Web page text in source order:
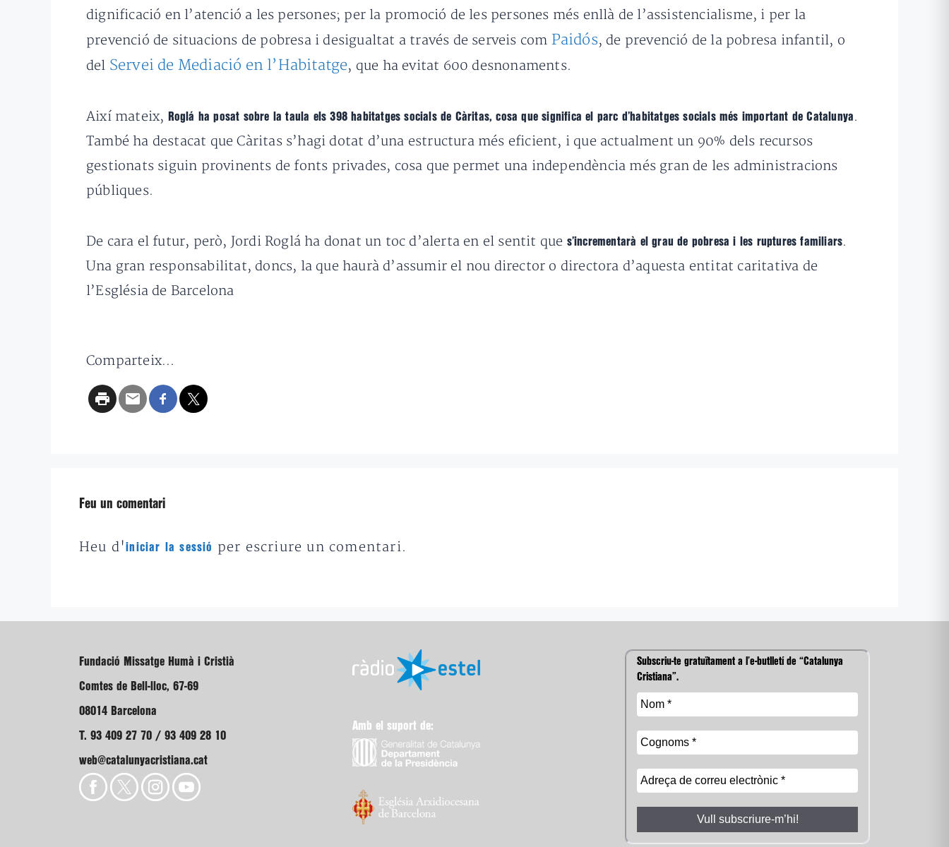
dignificació en l’atenció a les persones; per la promoció de les persones més enllà de l’assistencialisme, i per la
prevenció de situacions de pobresa i desigualtat a través de serveis com Paidós, de prevenció de la pobresa infantil, o
del Servei de Mediació en l’Habitatge, que ha evitat 600 desnonaments.
Així mateix, Roglá ha posat sobre la taula els 398 habitatges socials de Càritas, cosa que significa el parc d’habitatges socials més important de Catalunya .
També ha destacat que Càritas s’hagi dotat d’una estructura més eficient, i que actualment un 90% dels recursos
gestionats siguin provinents de fonts privades, cosa que permet una independència més gran de les administracions
públiques.
De cara el futur, però, Jordi Roglá ha donat un toc d’alerta en el sentit que s’incrementarà el grau de pobresa i les ruptures familiars.
Una gran responsabilitat, doncs, la que haurà d’assumir el nou director o directora d’aquesta entitat caritativa de
l’Església de Barcelona
Comparteix...
Feu un comentari
Heu d'iniciar la sessió per escriure un comentari.
Fundació Missatge Humà i Cristià
Comtes de Bell-lloc, 67-69
08014 Barcelona
T. 93 409 27 70 / 93 409 28 10
web@catalunyacristiana.cat
Amb el suport de:
Subscriu-te gratuïtament a l’e-butlletí de “Catalunya
Cristiana”.